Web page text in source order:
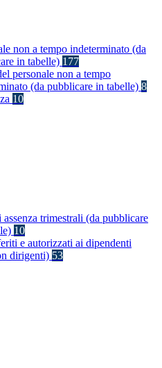
non a tempo indeterminato (da
in tabelle) 177
personale non a tempo
(da pubblicare in tabelle) 8
10
assenza trimestrali (da pubblicare
10
e autorizzati ai dipendenti
dirigenti) 53